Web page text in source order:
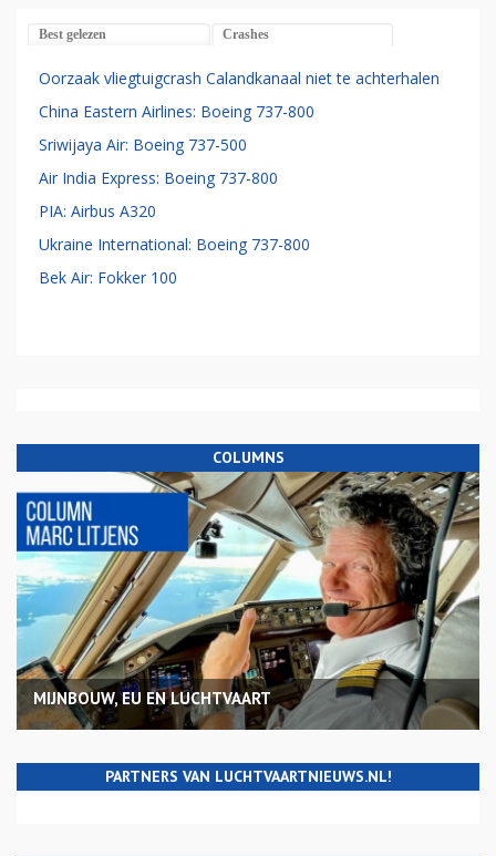
Best gelezen Crashes
Oorzaak vliegtuigcrash Calandkanaal niet te achterhalen
China Eastern Airlines: Boeing 737-800
Sriwijaya Air: Boeing 737-500
Air India Express: Boeing 737-800
PIA: Airbus A320
Ukraine International: Boeing 737-800
Bek Air: Fokker 100
COLUMNS
MIJNBOUW, EU EN LUCHTVAART
PARTNERS VAN LUCHTVAARTNIEUWS.NL!